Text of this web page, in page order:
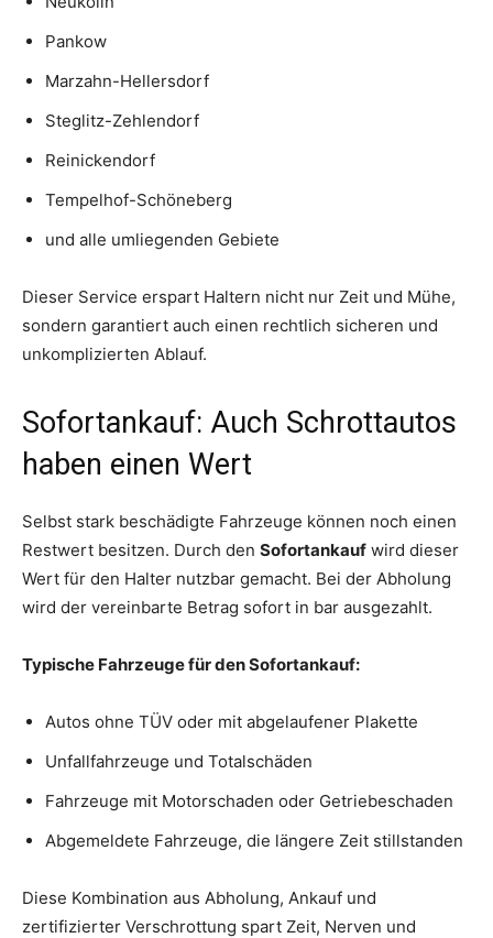
Pankow
Marzahn-Hellersdorf
Steglitz-Zehlendorf
Reinickendorf
Tempelhof-Schöneberg
und alle umliegenden Gebiete
Dieser Service erspart Haltern nicht nur Zeit und Mühe,
sondern garantiert auch einen rechtlich sicheren und
unkomplizierten Ablauf.
Sofortankauf: Auch Schrottautos
haben einen Wert
Selbst stark beschädigte Fahrzeuge können noch einen
Restwert besitzen. Durch den Sofortankauf wird dieser
Wert für den Halter nutzbar gemacht. Bei der Abholung
wird der vereinbarte Betrag sofort in bar ausgezahlt.
Typische Fahrzeuge für den Sofortankauf:
Autos ohne TÜV oder mit abgelaufener Plakette
Unfallfahrzeuge und Totalschäden
Fahrzeuge mit Motorschaden oder Getriebeschaden
Abgemeldete Fahrzeuge, die längere Zeit stillstanden
Diese Kombination aus Abholung, Ankauf und
zertifizierter Verschrottung spart Zeit, Nerven und